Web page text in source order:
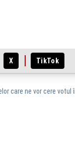
X TikTok
care ne vor cere votul